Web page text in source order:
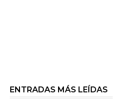
ENTRADAS MÁS LEÍDAS